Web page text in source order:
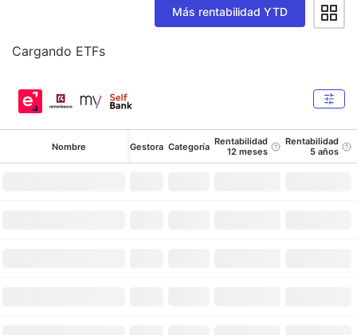
Más rentabilidad YTD
Cargando ETFs
Nombre Gestora Categoría Rentabilidad
12 meses
Rentabilidad
5 años